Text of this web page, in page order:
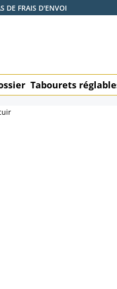
DE FRAIS D'ENVOI
Tabourets